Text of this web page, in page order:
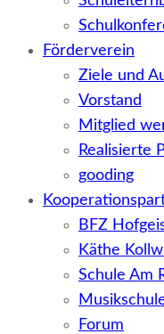
Förderverein
Ziele und
Vorstand
Mitglied
Realisierte
gooding
BFZ
Käthe
Schule Am
Forum